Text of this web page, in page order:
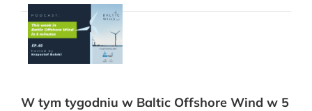
W tym tygodniu w Baltic Offshore Wind w 5